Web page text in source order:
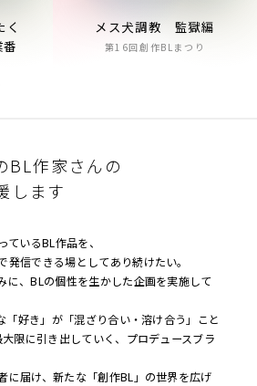
く
メス犬調教 監獄編
第16回創作BLまつり
作家さんの
します
いるBL作品を、
発信できる場としてあり続けたい。
に、BLの個性を生かした企画を実施して
好き」が「混ざり合い・溶け合う」こと
限に引き出していく、プロデュースブラ
に届け、新たな「創作BL」の世界を広げ